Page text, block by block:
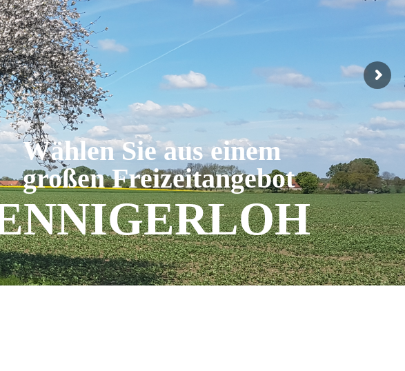
Wählen Sie aus einem
großen Freizeitangebot